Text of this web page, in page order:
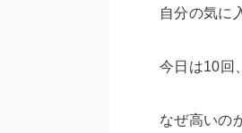
自分の気に
今日は10回
なぜ高いの